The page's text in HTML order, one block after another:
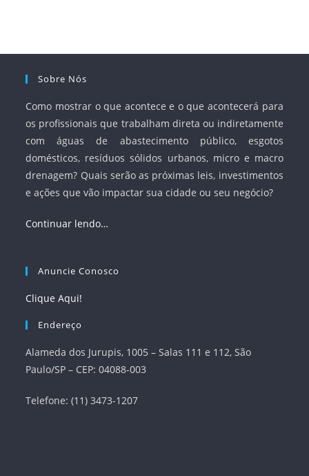
Sobre Nós
Como mostrar o que acontece e o que acontecerá para
os profissionais que trabalham direta ou indiretamente
com águas de abastecimento público, esgotos
domésticos, resíduos sólidos urbanos, micro e macro
drenagem? Quais serão as próximas leis, investimentos
e ações que vão impactar sua cidade ou seu negócio?
Continuar lendo…
Anuncie Conosco
Clique Aqui!
Endereço
Alameda dos Jurupis, 1005 – Salas 111 e 112, São
Paulo/SP – CEP: 04088-003
Telefone: (11) 3473-1207